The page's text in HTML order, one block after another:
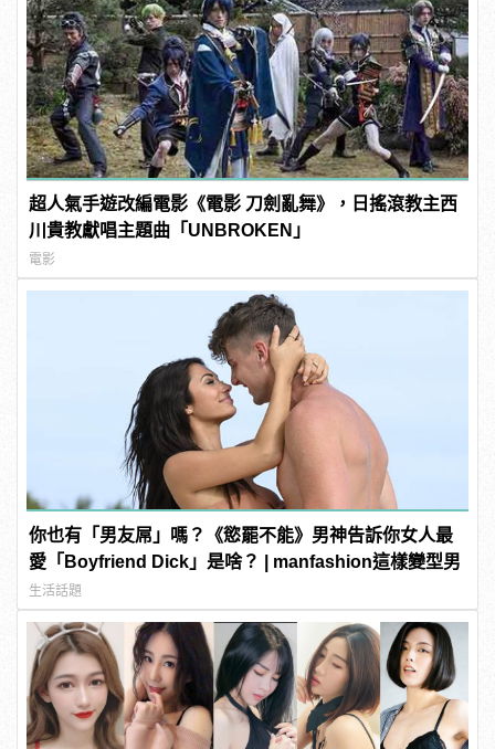
超人氣手遊改編電影《電影 刀劍亂舞》，日搖滾教主西
川貴教獻唱主題曲「UNBROKEN」
電影
你也有「男友屌」嗎？《慾罷不能》男神告訴你女人最
愛「Boyfriend Dick」是啥？ | manfashion這樣變型男
生活話題